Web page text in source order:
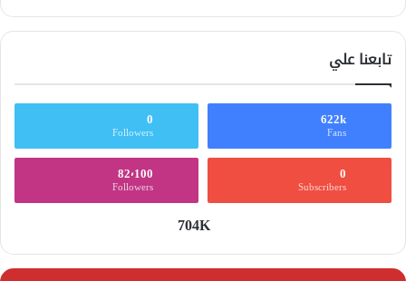
تابعنا علي
622k
Fans
0
Followers
0
Subscribers
82٬100
Followers
704K